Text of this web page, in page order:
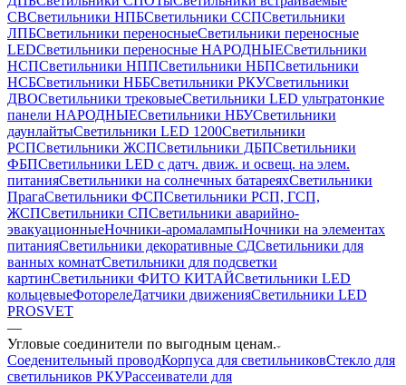
СВСветильники НПБСветильники ССПСветильники
ЛПБСветильники переносныеСветильники переносные
LEDСветильники переносные НАРОДНЫЕСветильники
НСПСветильники НППСветильники НБПСветильники
НСБСветильники НББСветильники РКУСветильники
ДВОСветильники трековыеСветильники LED ультратонкие
панели НАРОДНЫЕСветильники НБУСветильники
даунлайтыСветильники LED 1200Светильники
РСПСветильники ЖСПСветильники ДБПСветильники
ФБПСветильники LED с датч. движ. и освещ. на элем.
питанияСветильники на солнечных батареяхСветильники
ПрагаСветильники ФСПСветильники РСП, ГСП,
ЖСПСветильники СПСветильники аварийно-
эвакуационныеНочники-аромалампыНочники на элементах
питанияСветильники декоративные СДСветильники для
ванных комнатСветильники для подсветки
картинСветильники ФИТО КИТАЙСветильники LED
кольцевыеФоторелеДатчики движенияСветильники LED
PROSVET
—
Угловые соединители по выгодным ценам.
Соеденительный проводКорпуса для светильниковСтекло для
светильников РКУРассеиватели для